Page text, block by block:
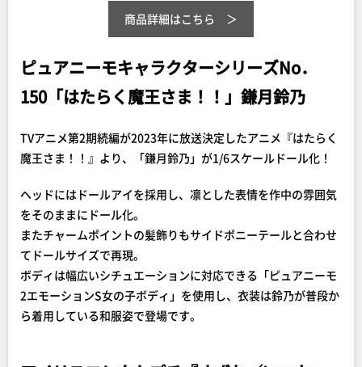
商品詳細はこちら
ピュアニーモキャラクターシリーズNo．
150「はたらく魔王さま！！」鎌月鈴乃
TVアニメ第2期続編が2023年に放送決定したアニメ『はたらく
魔王さま！！』より、「鎌月鈴乃」が1/6スケールドール化！
ヘッドにはドールアイを採用し、凛とした表情を作中の雰囲気
をそのままにドール化。
またチャームポイントの髪飾りもサイドポニーテールと合わせ
てドールサイズで再現。
ボディは幅広いシチュエーションに対応できる「ピュアニーモ
2エモーションS女の子ボディ」を使用し、衣装は鈴乃が普段か
ら着用している和服姿で登場です。